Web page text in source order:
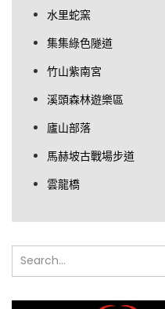
水里蛇窯
集集綠色隧道
竹山紫南宮
溪頭森林遊樂區
廬山部落
馬赫坡古戰場步道
雲龍橋
搜
尋...